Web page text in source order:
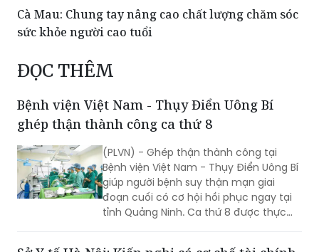
Cà Mau: Chung tay nâng cao chất lượng chăm sóc
sức khỏe người cao tuổi
ĐỌC THÊM
Bệnh viện Việt Nam - Thụy Điển Uông Bí
ghép thận thành công ca thứ 8
(PLVN) - Ghép thận thành công tại
Bệnh viện Việt Nam - Thụy Điển Uông Bí
giúp người bệnh suy thận mạn giai
đoạn cuối có cơ hội hồi phục ngay tại
tỉnh Quảng Ninh. Ca thứ 8 được thực